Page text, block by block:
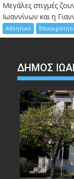
Μεγάλες στιγμές
Ιωαννίνων και η
Αθλητικά
ΔΗΜΟΣ